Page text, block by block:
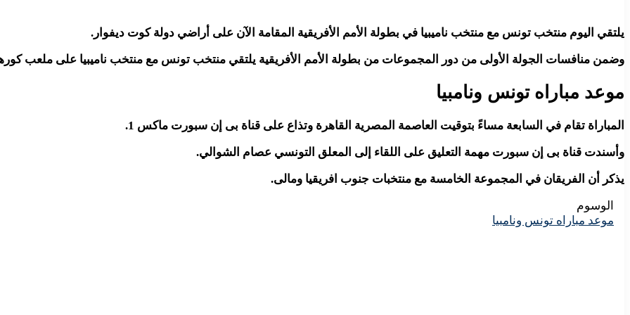
يلتقي اليوم منتخب تونس مع منتخب ناميبيا في بطولة الأمم الأفريقية المقامة الآن على أراضي دولة كوت ديفوار.
وضمن منافسات الجولة الأولى من دور المجموعات من بطولة الأمم الأفريقية يلتقي منتخب تونس مع منتخب ناميبيا على ملعب
موعد مباراه تونس ونامبيا
المباراة تقام في السابعة مساءً بتوقيت العاصمة المصرية القاهرة وتذاع على قناة بى إن سبورت ماكس 1.
وأسندت قناة بى إن سبورت مهمة التعليق على اللقاء إلى المعلق التونسي عصام الشوالي.
يذكر أن الفريقان في المجموعة الخامسة مع منتخبات جنوب افريقيا ومالى.
الوسوم
موعد مباراه تونس ونامبيا